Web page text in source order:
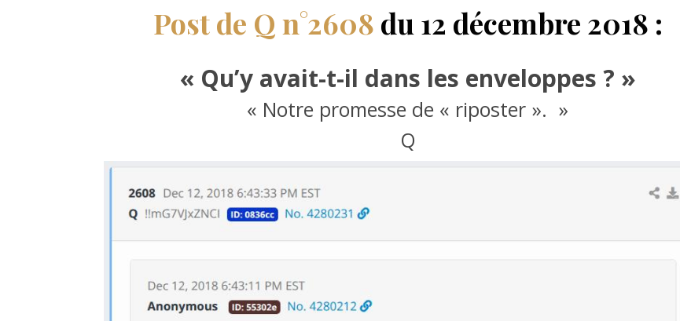
Post de Q n°2608 du 12 décembre 2018 :
« Qu’y avait-t-il dans les enveloppes ? »
« Notre promesse de « riposter ». »
Q